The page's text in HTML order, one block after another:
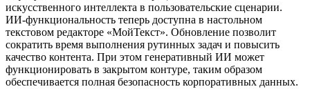
искусственного интеллекта в пользовательские сценарии.
ИИ-функциональность теперь доступна в настольном
текстовом редакторе «МойТекст». Обновление позволит
сократить время выполнения рутинных задач и повысить
качество контента. При этом генеративный ИИ может
функционировать в закрытом контуре, таким образом
обеспечивается полная безопасность корпоративных данных.